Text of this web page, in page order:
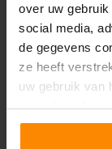
over uw
social media,
de gegevens
ze heeft
uw gebruik van
accepteren!
Een